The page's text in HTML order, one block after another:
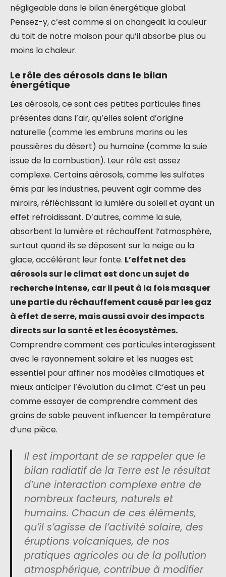
négligeable dans le bilan énergétique global.
Pensez-y, c’est comme si on changeait la couleur
du toit de notre maison pour qu’il absorbe plus ou
moins la chaleur.
Le rôle des aérosols dans le bilan
énergétique
Les aérosols, ce sont ces petites particules fines
présentes dans l’air, qu’elles soient d’origine
naturelle (comme les embruns marins ou les
poussières du désert) ou humaine (comme la suie
issue de la combustion). Leur rôle est assez
complexe. Certains aérosols, comme les sulfates
émis par les industries, peuvent agir comme des
miroirs, réfléchissant la lumière du soleil et ayant un
effet refroidissant. D’autres, comme la suie,
absorbent la lumière et réchauffent l’atmosphère,
surtout quand ils se déposent sur la neige ou la
glace, accélérant leur fonte. L’effet net des
aérosols sur le climat est donc un sujet de
recherche intense, car il peut à la fois masquer
une partie du réchauffement causé par les gaz
à effet de serre, mais aussi avoir des impacts
directs sur la santé et les écosystèmes.
Comprendre comment ces particules interagissent
avec le rayonnement solaire et les nuages est
essentiel pour affiner nos modèles climatiques et
mieux anticiper l’évolution du climat. C’est un peu
comme essayer de comprendre comment des
grains de sable peuvent influencer la température
d’une pièce.
Il est important de se rappeler que le
bilan radiatif de la Terre est le résultat
d’une interaction complexe entre de
nombreux facteurs, naturels et
humains. Chacun de ces éléments,
qu’il s’agisse de l’activité solaire, des
éruptions volcaniques, de nos
pratiques agricoles ou de la pollution
atmosphérique, contribue à modifier